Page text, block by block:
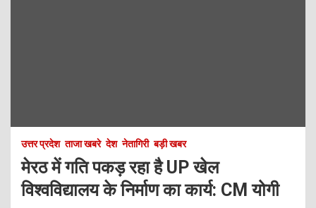
उत्तर प्रदेश ताजा खबरे देश नेतागिरी बड़ी खबर
मेरठ में गति पकड़ रहा है UP खेल
विश्वविद्यालय के निर्माण का कार्य: CM योगी